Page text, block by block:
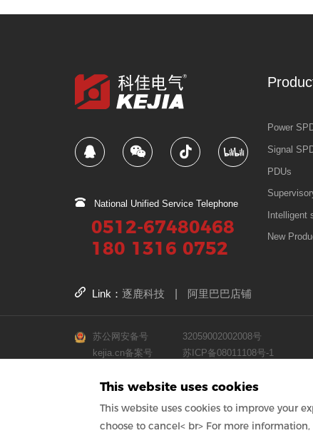
National Unified Service Telephone
0512-67480468
180 1316 0752
Power
Signal
PDUs
Intelligent
New
Link： 逐鹿科技 阿里巴巴店铺
苏公网安备号
32059002002008号
kejia.cn备案号
苏ICP备08011108号-1
kejia.net.cn备案号
苏ICP备08011108号-3
This website uses cookies
This website uses cookies to improve your
choose to cancel< br> For more